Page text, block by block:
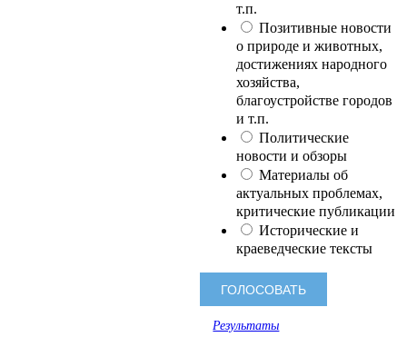
т.п.
Позитивные новости
о природе и животных,
достижениях народного
хозяйства,
благоустройстве городов
и т.п.
Политические
новости и обзоры
Материалы об
актуальных проблемах,
критические публикации
Исторические и
краеведческие тексты
Результаты